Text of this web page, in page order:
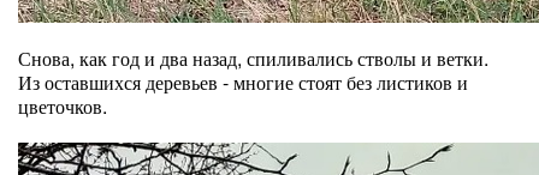
Снова, как год и два назад, спиливались стволы и ветки.
Из оставшихся деревьев - многие стоят без листиков и
цветочков.